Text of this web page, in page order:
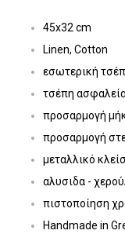
45x32 cm
Linen, Cotton
εσωτερική
τσέπη
προσαρμογή
προσαρμογή
μεταλλικό
αλυσιδα -
πιστοποίηση
Handmade in